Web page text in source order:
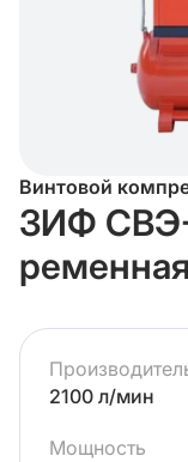
Винтовой
ЗИФ
2100 л/мин
Мощность